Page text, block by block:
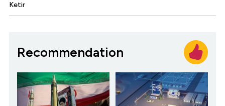
Ketir
Recommendation